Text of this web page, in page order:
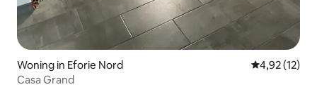
Woning in Eforie Nord Gemiddelde
4,92 (12)
Casa Grand